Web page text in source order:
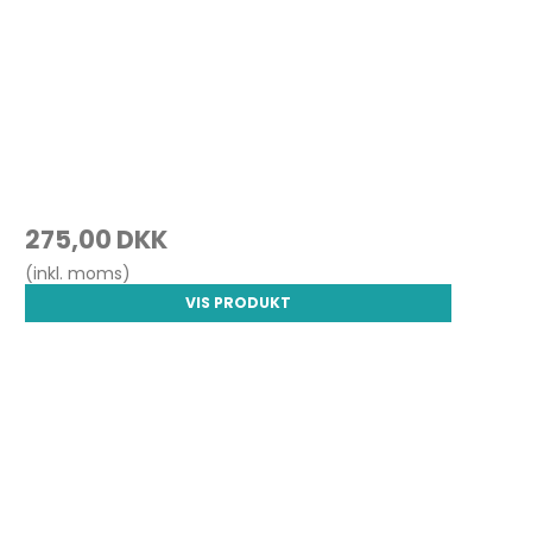
275,00 DKK
(inkl. moms)
VIS PRODUKT